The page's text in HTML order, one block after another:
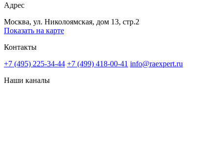
Адрес
Москва, ул. Николоямская, дом 13, стр.2
Показать на карте
Контакты
+7 (495) 225-34-44 +7 (499) 418-00-41 info@raexpert.ru
Наши каналы